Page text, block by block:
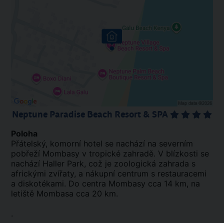
Neptune Paradise Beach Resort & SPA
Poloha
Přátelský, komorní hotel se nachází na severním
pobřeží Mombasy v tropické zahradě. V blízkosti se
nachází Haller Park, což je zoologická zahrada s
africkými zvířaty, a nákupní centrum s restauracemi
a diskotékami. Do centra Mombasy cca 14 km, na
letiště Mombasa cca 20 km.
.